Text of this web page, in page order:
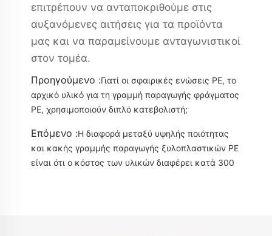
επιτρέπουν να ανταποκριθούμε στις
αυξανόμενες αιτήσεις για τα προϊόντα
μας και να παραμείνουμε ανταγωνιστικοί
στον τομέα.
Προηγούμενο :Γιατί οι σφαιρικές ενώσεις PE, το
αρχικό υλικό για τη γραμμή παραγωγής φράγματος
PE, χρησιμοποιούν διπλό κατεβολιστή;
Επόμενο :Η διαφορά μεταξύ υψηλής ποιότητας
και κακής γραμμής παραγωγής ξυλοπλαστικών PE
είναι ότι ο κόστος των υλικών διαφέρει κατά 300